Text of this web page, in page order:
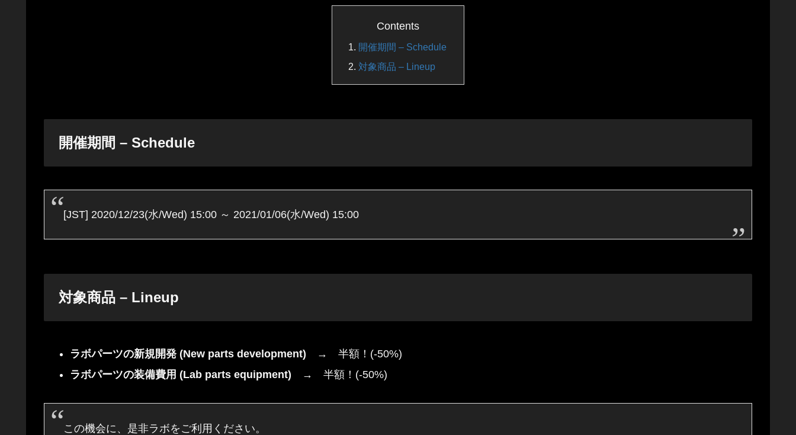
Contents
開催期間 – Schedule
対象商品 – Lineup
開催期間 – Schedule
[JST] 2020/12/23(水/Wed) 15:00 ～ 2021/01/06(水/Wed) 15:00
対象商品 – Lineup
ラボパーツの新規開発 (New partsdevelopment) → 半額！(-50%)
ラボパーツの装備費用 (Lab parts equipment) → 半額！(-50%)
この機会に、是非ラボをご利用ください。